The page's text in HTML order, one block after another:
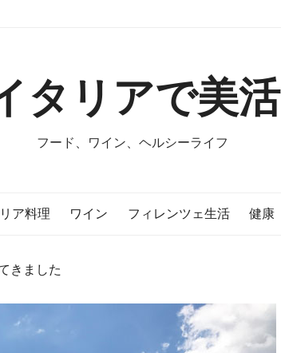
タリアで美活
フード、ワイン、ヘルシーライフ
ア料理 ワイン フィレンツェ生活 健康
きました